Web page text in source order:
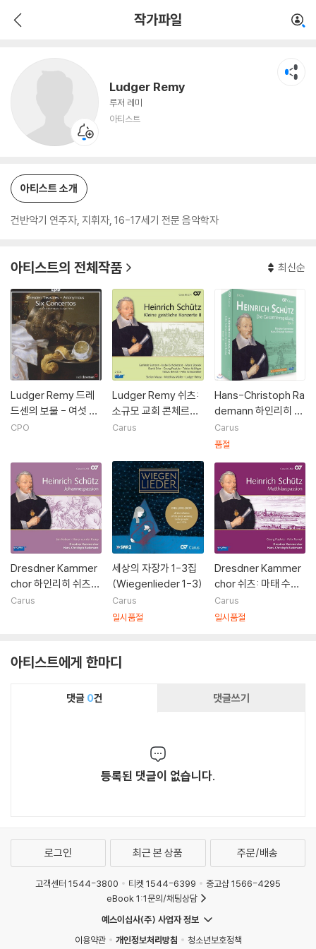
작가파일
Ludger Remy
루저 레미
아티스트
아티스트 소개
건반악기 연주자, 지휘자, 16-17세기 전문 음악학자
아티스트의 전체작품 최신순
Ludger Remy 드레
드센의 보물 - 여섯 개
의 협주곡 (Dresden
CPO
Ludger Remy 쉬츠:
소규모 교회 콘체르토
2집 (Schutz: Kleine
Carus
Hans-Christoph Ra
demann 하인리히 쉬
츠 전집 2권 - 마태수
난곡, 요한수난곡, 성
히스토리아, 신성교향
곡 1 & 3권 (Schutz:
Complete Recordi
ng Box II)
Carus
품절
Dresdner Kammer
chor 하인리히 쉬츠:
요한 수난곡 (Heinric
만 / 드레스덴 실내합
Carus
세상의 자장가 1-3집
(Wiegenlieder 1-3)
Carus
일시품절
Dresdner Kammer
chor 쉬츠: 마태 수난
곡 (Heinrich Schut
z: Matthauspassio
Carus
일시품절
아티스트에게 한마디
댓글 0건 댓글쓰기
등록된 댓글이 없습니다.
로그인 최근 본 상품 주문/배송
고객센터 1544-3800 티켓 1544-6399
중고샵 1566-4295
eBook 1:1문의/채팅상담
예스이십사(주) 사업자 정보
이용약관
개인정보처리방침
청소년보호정책